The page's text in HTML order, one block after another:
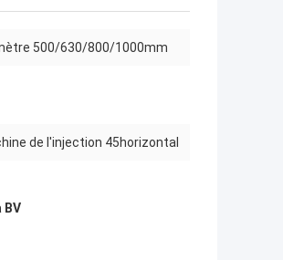
500/630/800/1000mm
de l'injection 45horizontal
BV